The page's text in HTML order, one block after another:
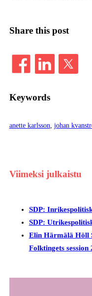
Share this post
Keywords
anette karlsson johan
Viimeksi julkaistu
SDP:
SDP:
Elin Härmälä Höll
Folktingets session